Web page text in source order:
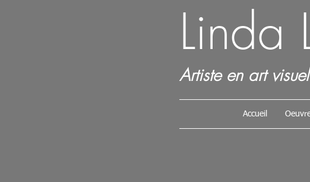
Linda
Artiste en art visuel
Accueil